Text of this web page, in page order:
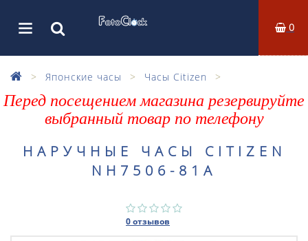
0
Японские часы Часы Citizen
Перед посещением магазина резервируйте
выбранный товар по телефону
НАРУЧНЫЕ ЧАСЫ CITIZEN
NH7506-81A
0 отзывов